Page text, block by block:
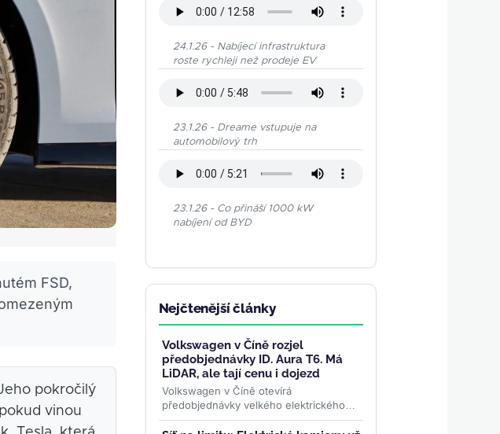
FSD,
pokročilý
vinou
24.1.26 - Nabíjecí infrastruktura
roste rychleji než prodeje EV
23.1.26 - Dreame vstupuje na
automobilový trh
23.1.26 - Co přináší 1000 kW
nabíjení od BYD
Nejčtenější články
Volkswagen v Číně rozjel
předobjednávky ID. Aura T6. Má
LiDAR, ale tají cenu i dojezd
Volkswagen v Číně otevírá
předobjednávky velkého elektrického
SUV ID. Aura T6. Nabízí LiDAR a